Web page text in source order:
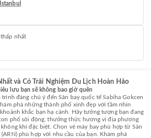
thấp nhất
và Có Trải Nghiệm Du Lịch Hoàn Hảo
lưu bạn sẽ không bao giờ quên
đáng chú ý đến Sân bay quốc tế Sabiha Gokcen
phá những thành phố xinh đẹp với tầm nhìn
khắc bạn hạ cánh. Hãy tưởng tượng bạn đang
phố sôi động, thưởng thức hương vị địa phương
khí đặc biệt. Chọn vé máy bay phù hợp từ Sân
phù hợp với nhu cầu của bạn. Khám phá